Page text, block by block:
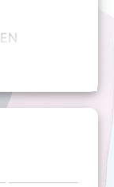
ou du
il